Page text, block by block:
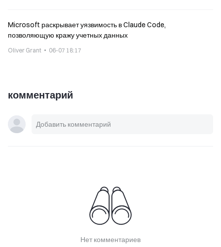
Microsoft раскрывает уязвимость в Claude Code,
позволяющую кражу учетных данных
Oliver Grant 06-07 18:17
комментарий
Нет комментариев